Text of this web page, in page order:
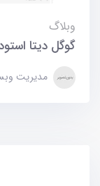
وبلاگ
گوگل دیتا
مدیریت